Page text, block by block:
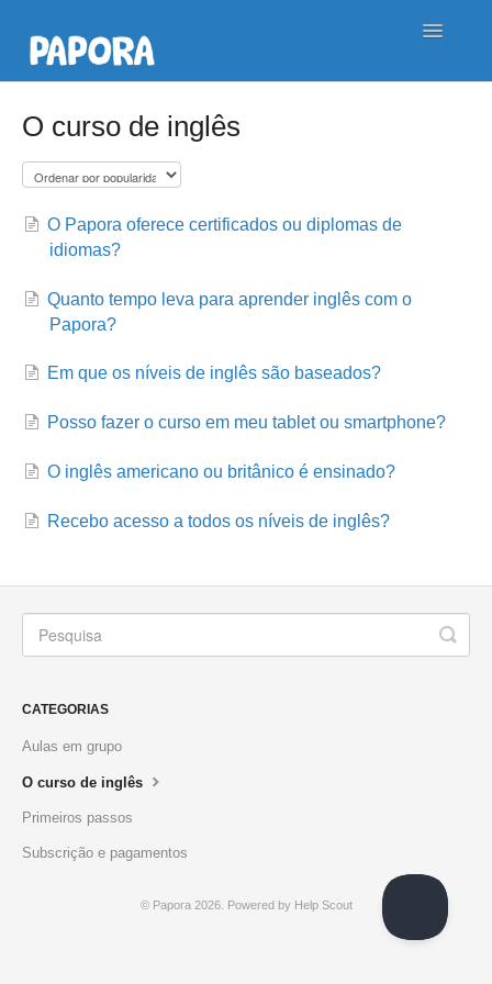
Toggle
O curso de inglês
O Papora oferece certificados ou diplomas de
idiomas?
Quanto tempo leva para aprender inglês com o
Papora?
Em que os níveis de inglês são baseados?
Posso fazer o curso em meu tablet ou smartphone?
O inglês americano ou britânico é ensinado?
Recebo acesso a todos os níveis de inglês?
CATEGORIAS
Aulas em grupo
O curso de inglês
Primeiros passos
Subscrição e pagamentos
© Papora 2026. Powered by Help Scout